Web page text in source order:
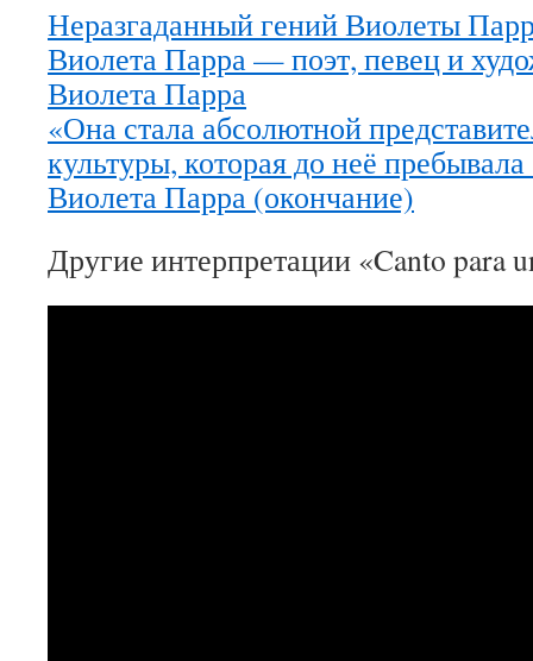
Неразгаданный гений Виолеты
Виолета Парра — поэт, певец и
Виолета Парра
«Она стала абсолютной
культуры, которая до неё
Виолета Парра (окончание)
Другие интерпретации «Canto para